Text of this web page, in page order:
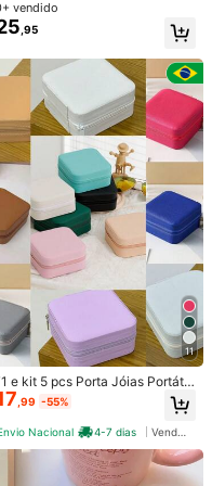
0%
Cor: Multicolorido / Tipo de Estilo: Madeira de nogueira
っかりしてて良い！
Útil(0)
163 Compra recorrente
Todos os itens
PU de Grande Capacidade, C
de Joias de Couro para Presen
Divisórias Removíveis, Design c
Chave, Perfeito para Armazena
Tipos de Joias
vendido
,95
11
e kit 5 pcs Porta Jóias Portátil
Bolsa de Armazenamento
Brincos Anéis
,99 -55%
Nacional 4-7 dias